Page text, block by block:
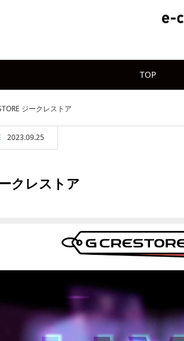
TOP
ジークレストア
2023.09.25
クレストア